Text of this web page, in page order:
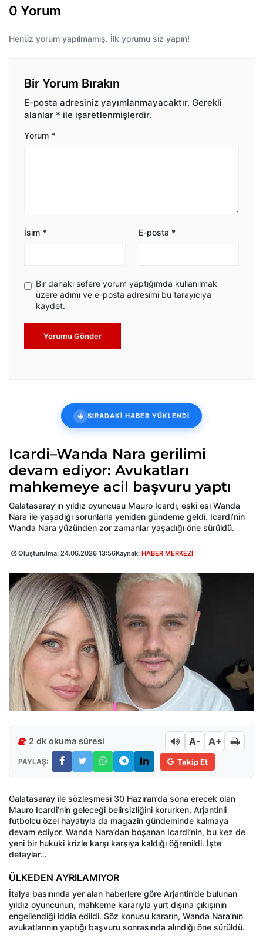
0 Yorum
Henüz yorum yapılmamış. İlk yorumu siz yapın!
Bir Yorum Bırakın
E-posta adresiniz yayımlanmayacaktır. Gerekli
alanlar * ile işaretlenmişlerdir.
Yorum *
İsim * E-posta *
Bir dahaki sefere yorum yaptığımda kullanılmak
üzere adımı ve e-posta adresimi bu tarayıcıya
kaydet.
Yorumu Gönder
SIRADAKİ HABER YÜKLENDİ
Icardi–Wanda Nara gerilimi
devam ediyor: Avukatları
mahkemeye acil başvuru yaptı
Galatasaray’ın yıldız oyuncusu Mauro Icardi, eski eşi Wanda
Nara ile yaşadığı sorunlarla yeniden gündeme geldi. Icardi’nin
Wanda Nara yüzünden zor zamanlar yaşadığı öne sürüldü.
Oluşturulma: 24.06.2026 13:56Kaynak: HABER MERKEZİ
2 dk okuma süresi A- A+
PAYLAŞ: Takip Et
Galatasaray ile sözleşmesi 30 Haziran’da sona erecek olan
Mauro Icardi’nin geleceği belirsizliğini korurken, Arjantinli
futbolcu özel hayatıyla da magazin gündeminde kalmaya
devam ediyor. Wanda Nara’dan boşanan Icardi’nin, bu kez de
yeni bir hukuki krizle karşı karşıya kaldığı öğrenildi. İşte
detaylar…
ÜLKEDEN AYRILAMIYOR
İtalya basınında yer alan haberlere göre Arjantin’de bulunan
yıldız oyuncunun, mahkeme kararıyla yurt dışına çıkışının
engellendiği iddia edildi. Söz konusu kararın, Wanda Nara’nın
avukatlarının yaptığı başvuru sonrasında alındığı öne sürüldü.